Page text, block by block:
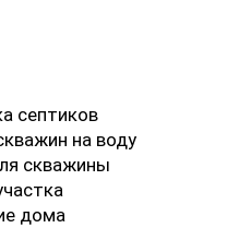
септиков
на воду
скважины
дома